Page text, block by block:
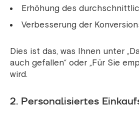
Erhöhung des
Verbesserung der
Dies ist das, was Ihnen unter
auch gefallen“ oder „Für Sie
wird.
2. Personalisiertes